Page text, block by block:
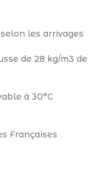
les arrivages
de 28 kg/m3 de
à 30°C
Françaises